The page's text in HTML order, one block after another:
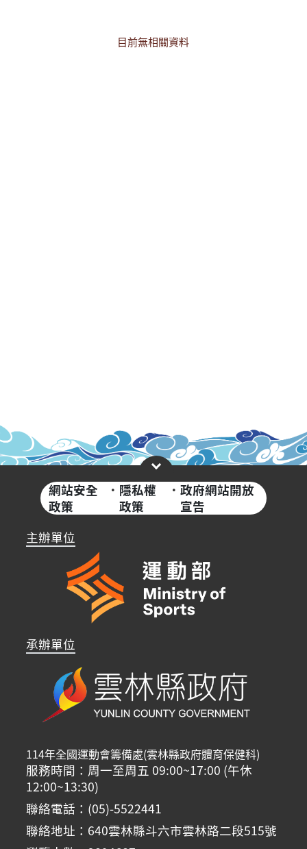
目前無相關資料
網站安全
政策
· 隱私權
政策
·政府網站開放
宣告
主辦單位
承辦單位
114年全國運動會籌備處(雲林縣政府體育保健科)
服務時間：周一至周五 09:00~17:00 (午休
12:00~13:30)
聯絡電話：(05)-5522441
聯絡地址：640雲林縣斗六市雲林路二段515號